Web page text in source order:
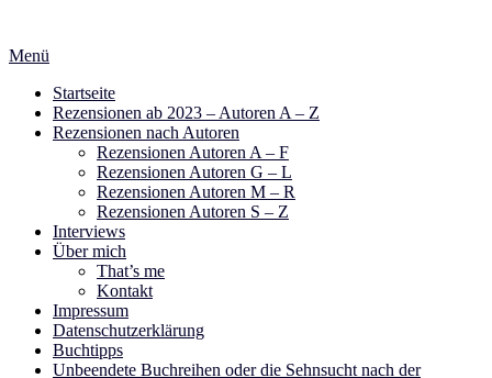
springen
Menü
Startseite
Rezensionen ab 2023 – Autoren A – Z
Rezensionen nach Autoren
Rezensionen Autoren A – F
Rezensionen Autoren G – L
Rezensionen Autoren M – R
Rezensionen Autoren S – Z
Interviews
Über mich
That’s me
Kontakt
Impressum
Datenschutzerklärung
Buchtipps
Unbeendete Buchreihen oder die Sehnsucht nach der